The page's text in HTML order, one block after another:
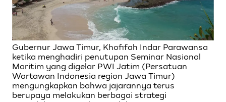
Gubernur Jawa Timur, Khofifah Indar Parawansa
ketika menghadiri penutupan Seminar Nasional
Maritim yang digelar PWI Jatim (Persatuan
Wartawan Indonesia region Jawa Timur)
mengungkapkan bahwa jajarannya terus
berupaya melakukan berbagai strategi